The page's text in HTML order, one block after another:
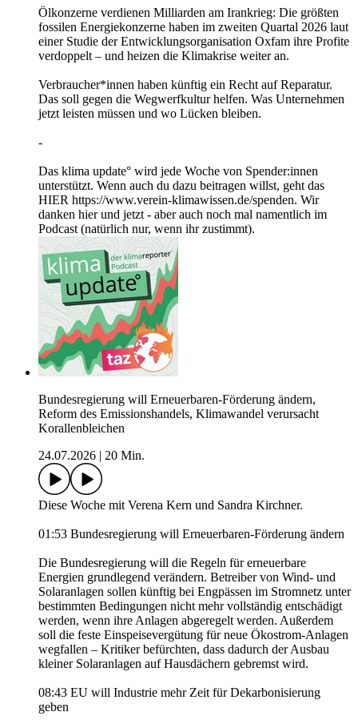
Ölkonzerne verdienen Milliarden am Irankrieg: Die größten
fossilen Energiekonzerne haben im zweiten Quartal 2026 laut
einer Studie der Entwicklungsorganisation Oxfam ihre Profite
verdoppelt – und heizen die Klimakrise weiter an.
Ver­brau­che­r*in­nen haben künftig ein Recht auf Reparatur.
Das soll gegen die Wegwerfkultur helfen. Was Unternehmen
jetzt leisten müssen und wo Lücken bleiben.
-
Das klima update° wird jede Woche von Spender:innen
unterstützt. Wenn auch du dazu beitragen willst, geht das
HIER https://www.verein-klimawissen.de/spenden. Wir
danken hier und jetzt - aber auch noch mal namentlich im
Podcast (natürlich nur, wenn ihr zustimmt).
Bundesregierung will Erneuerbaren-Förderung ändern,
Reform des Emissionshandels, Klimawandel verursacht
Korallenbleichen
24.07.2026
20 Min.
Diese Woche mit Verena Kern und Sandra Kirchner.
01:53 Bundesregierung will Erneuerbaren-Förderung ändern
Die Bundesregierung will die Regeln für erneuerbare
Energien grundlegend verändern. Betreiber von Wind- und
Solaranlagen sollen künftig bei Engpässen im Stromnetz unter
bestimmten Bedingungen nicht mehr vollständig entschädigt
werden, wenn ihre Anlagen abgeregelt werden. Außerdem
soll die feste Einspeisevergütung für neue Ökostrom-Anlagen
wegfallen – Kritiker befürchten, dass dadurch der Ausbau
kleiner Solaranlagen auf Hausdächern gebremst wird.
08:43 EU will Industrie mehr Zeit für Dekarbonisierung
geben